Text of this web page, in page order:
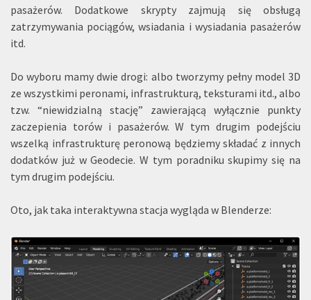
pasażerów. Dodatkowe skrypty zajmują się obsługą
zatrzymywania pociągów, wsiadania i wysiadania pasażerów
itd.
Do wyboru mamy dwie drogi: albo tworzymy pełny model 3D
ze wszystkimi peronami, infrastrukturą, teksturami itd., albo
tzw. “niewidzialną stację” zawierającą wyłącznie punkty
zaczepienia torów i pasażerów. W tym drugim podejściu
wszelką infrastrukturę peronową będziemy składać z innych
dodatków już w Geodecie. W tym poradniku skupimy się na
tym drugim podejściu.
Oto, jak taka interaktywna stacja wygląda w Blenderze: